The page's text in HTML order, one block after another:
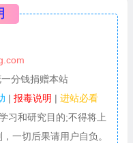
分钱捐赠本站
| 报毒说明 | 进站必看
习和研究目的;不得将上
一切后果请用户自负。